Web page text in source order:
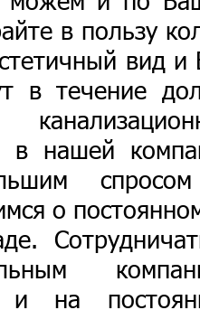
в пользу
вид и
в течение
в нашей
о
и на